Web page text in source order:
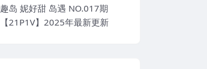
趣岛 妮好甜 岛遇 NO.017期
【21P1V】2025年最新更新